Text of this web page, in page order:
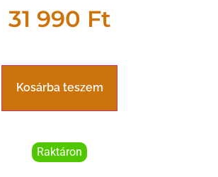
31 990 Ft
Kosárba teszem
Raktáron